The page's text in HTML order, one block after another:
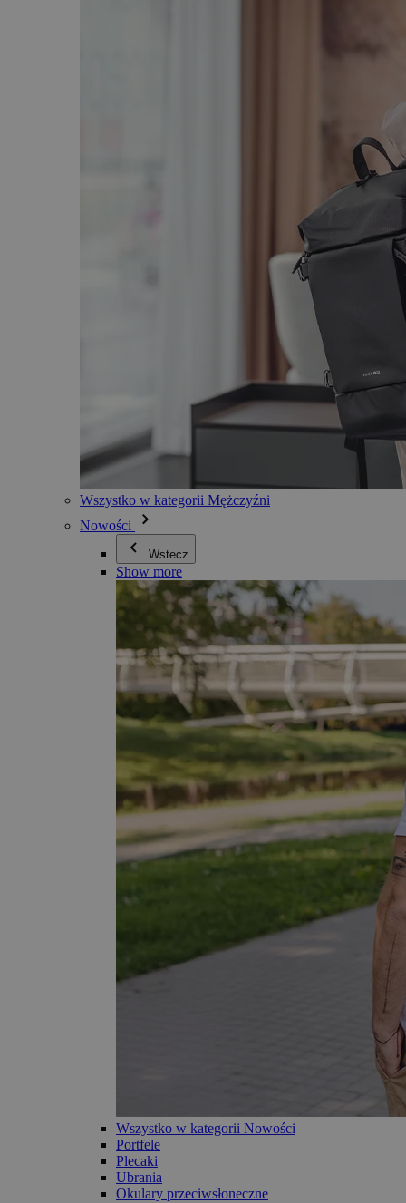
Wszystko w kategorii Mężczyźni
Nowości
Wstecz
Show more
Wszystko w kategorii Nowości
Portfele
Plecaki
Ubrania
Okulary przeciwsłoneczne